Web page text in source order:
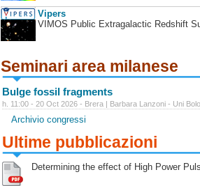
Vipers
VIMOS Public Extragalactic Redshift
Seminari area milanese
Bulge fossil fragments
h. 11:00 - 20 Oct 2026 - Brera | Barbara Lanzoni - Uni
Archivio congressi
Ultime pubblicazioni
Determining the effect of High Power